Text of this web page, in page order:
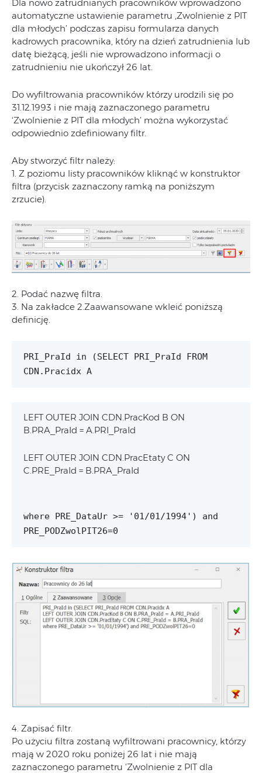
Dla nowo zatrudnianych pracowników wprowadzono
automatyczne ustawienie parametru ‚Zwolnienie z PIT
dla młodych’ podczas zapisu formularza danych
kadrowych pracownika, który na dzień zatrudnienia lub
datę bieżącą, jeśli nie wprowadzono informacji o
zatrudnieniu nie ukończył 26 lat.
Do wyfiltrowania pracowników którzy urodzili się po
31.12.1993 i nie mają zaznaczonego parametru
‘Zwolnienie z PIT dla młodych’ można wykorzystać
odpowiednio zdefiniowany filtr.
Aby stworzyć filtr należy:
1. Z poziomu listy pracowników kliknąć w konstruktor
filtra (przycisk zaznaczony ramką na poniższym
zrzucie).
2. Podać nazwę filtra.
3. Na zakładce 2.Zaawansowane wkleić poniższą
definicję.
PRI_PraId in (SELECT PRI_PraId FROM
CDN.Pracidx A
LEFT OUTER JOIN CDN.PracKod B ON
B.PRA_PraId = A.PRI_PraId
LEFT OUTER JOIN CDN.PracEtaty C ON
C.PRE_PraId = B.PRA_PraId
where PRE_DataUr >= '01/01/1994') and
PRE_PODZwolPIT26=0
4. Zapisać filtr.
Po użyciu filtra zostaną wyfiltrowani pracownicy, którzy
mają w 2020 roku poniżej 26 lat i nie mają
zaznaczonego parametru 'Zwolnienie z PIT dla